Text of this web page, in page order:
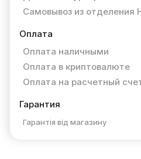
Самовывоз из отделения
Оплата
Оплата наличными
Оплата в криптовалюте
Оплата на расчетный
Гарантия
Гарантія від магазину